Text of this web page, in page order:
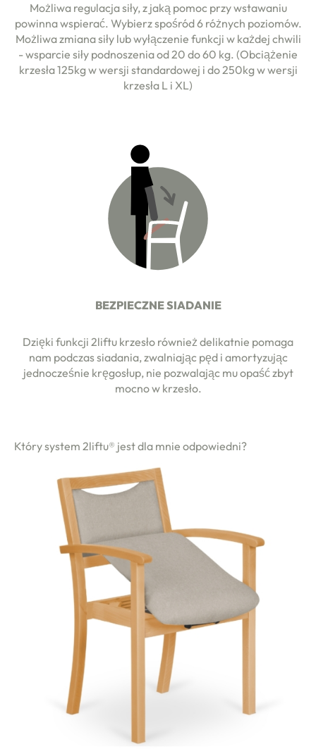
Możliwa regulacja siły, z jaką pomoc przy wstawaniu
powinna wspierać. Wybierz spośród 6 różnych poziomów.
Możliwa zmiana siły lub wyłączenie funkcji w każdej chwili
- wsparcie siły podnoszenia od 20 do 60 kg. (Obciążenie
krzesła 125kg w wersji standardowej i do 250kg w wersji
krzesła L i XL)
BEZPIECZNE SIADANIE
Dzięki funkcji 2liftu krzesło również delikatnie pomaga
nam podczas siadania, zwalniając pęd i amortyzując
jednocześnie kręgosłup, nie pozwalając mu opaść zbyt
mocno w krzesło.
Który system 2liftu® jest dla mnie odpowiedni?